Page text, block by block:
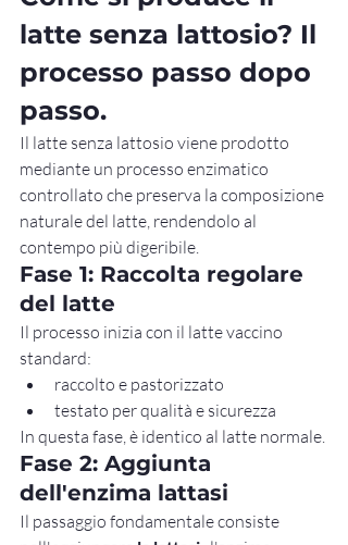
latte senza lattosio? Il
processo passo dopo
passo.
Il latte senza lattosio viene prodotto
mediante un processo enzimatico
controllato che preserva la composizione
naturale del latte, rendendolo al
contempo più digeribile.
Fase 1: Raccolta regolare
del latte
Il processo inizia con il latte vaccino
standard:
raccolto e pastorizzato
testato per qualità e sicurezza
In questa fase, è identico al latte normale.
Fase 2: Aggiunta
dell'enzima lattasi
Il passaggio fondamentale consiste